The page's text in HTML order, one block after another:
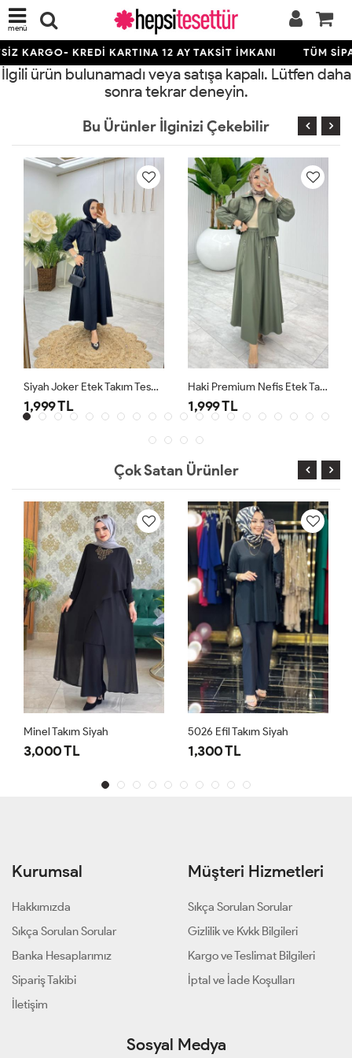
menü
KARGO- KREDİ KARTINA 12 AY TAKSİT İMKANI TÜM
İlgili ürün bulunamadı veya satışa kapalı. Lütfen daha
sonra tekrar deneyin.
Bu Ürünler İlginizi Çekebilir
Siyah Joker Etek Takım Tesettür Giyim
1,999 TL
Haki Premium Nefis Etek Takım
1,999 TL
Çok Satan Ürünler
Minel Takım Siyah
3,000 TL
5026 Efil Takım Siyah
1,300 TL
Kurumsal
Hakkımızda
Sıkça Sorulan Sorular
Banka Hesaplarımız
Sipariş Takibi
İletişim
Müşteri Hizmetleri
Sıkça Sorulan Sorular
Gizlilik ve Kvkk Bilgileri
Kargo ve Teslimat Bilgileri
İptal ve İade Koşulları
Sosyal Medya